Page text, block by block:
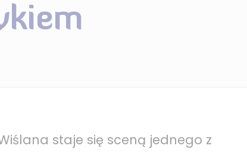
staje się sceną jednego z